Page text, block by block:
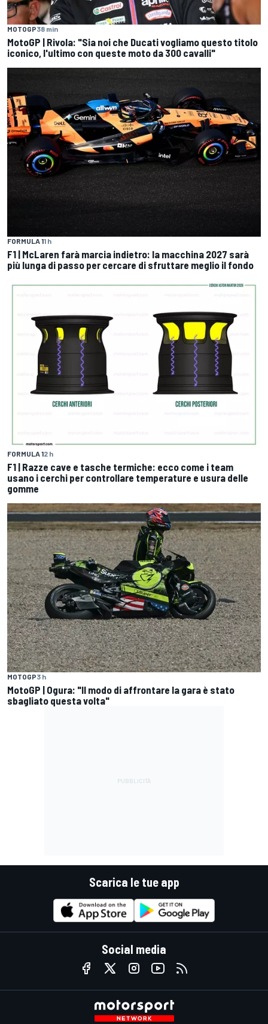
MOTOGP38 min
MotoGP | Rivola: "Sia noi che Ducati vogliamo questo titolo
iconico, l'ultimo con queste moto da 300 cavalli"
FORMULA 11 h
F1 | McLaren farà marcia indietro: la macchina 2027 sarà
più lunga di passo per cercare di sfruttare meglio il fondo
FORMULA 12 h
F1 | Razze cave e tasche termiche: ecco come i team
usano i cerchi per controllare temperature e usura delle
gomme
MOTOGP3 h
MotoGP | Ogura: "Il modo di affrontare la gara è stato
sbagliato questa volta"
Scarica le tue app
Social media